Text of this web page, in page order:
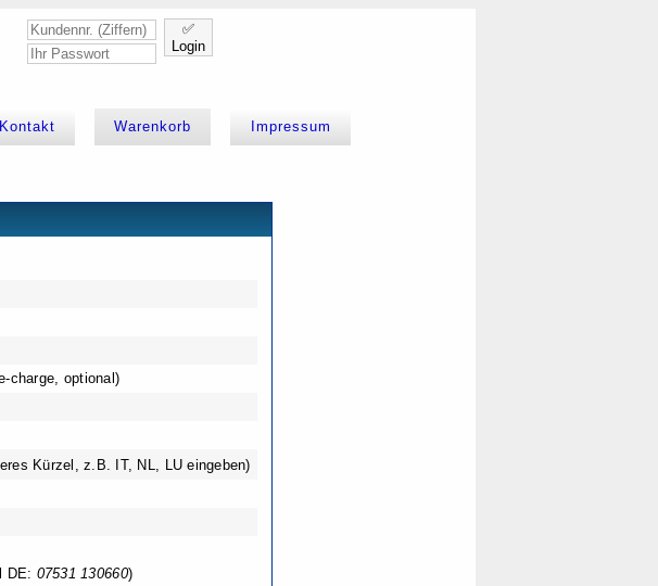
✅
Login
Kontakt Warenkorb Impressum
charge, optional)
Kürzel, z.B. IT, NL, LU eingeben)
DE: 07531 130660)